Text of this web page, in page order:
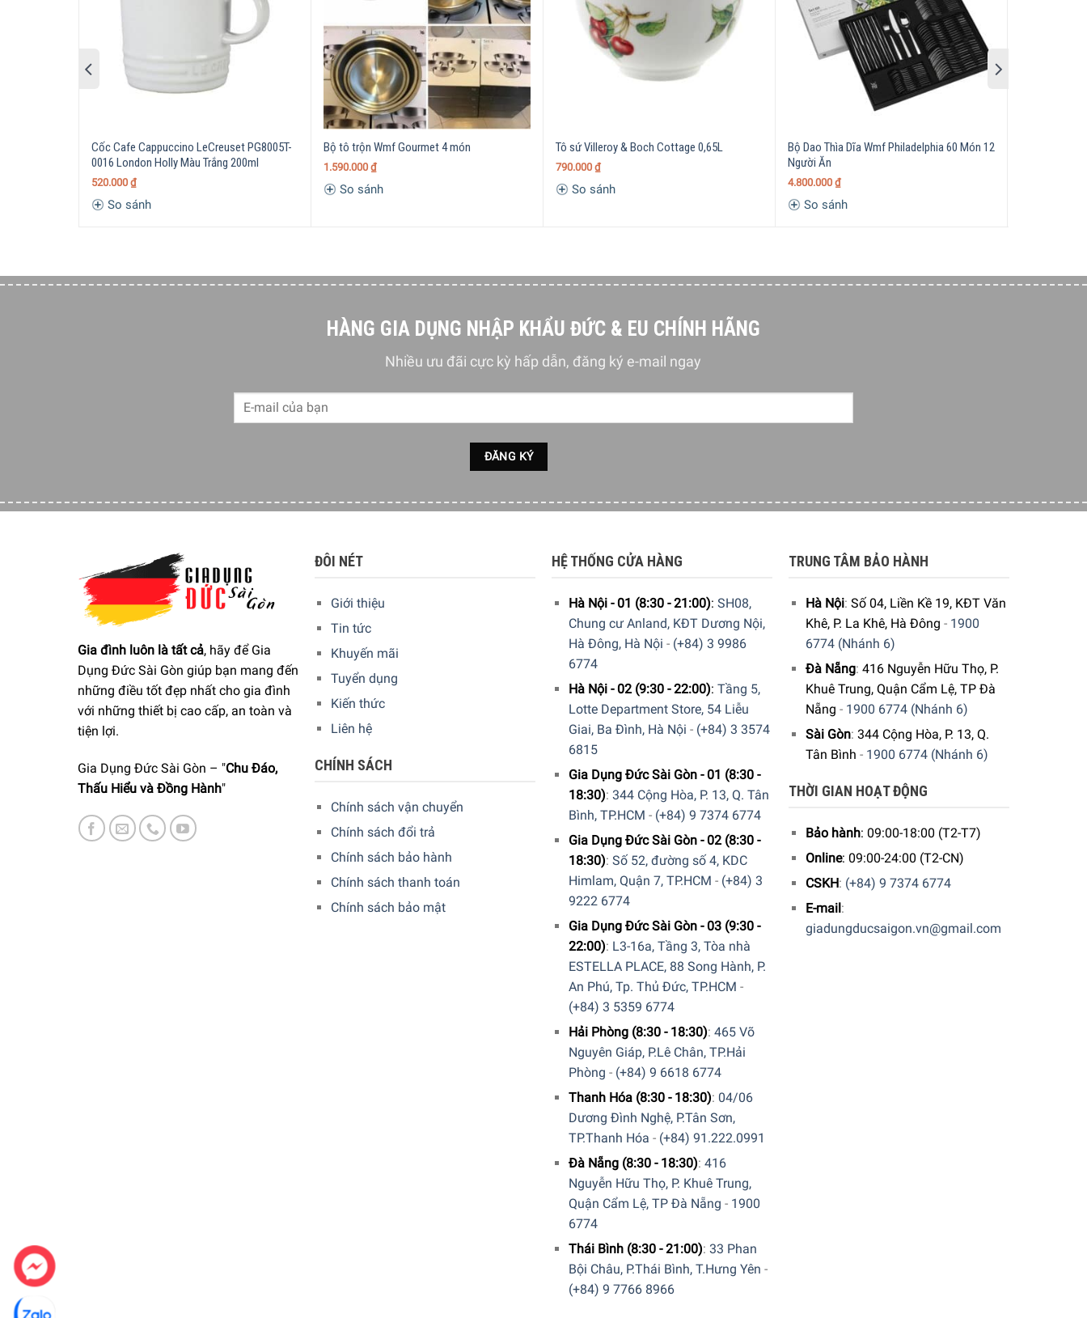
Cốc Cafe Cappuccino LeCreuset PG8005T-
0016 London Holly Màu Trắng 200ml
520.000 ₫
So sánh
Bộ tô trộn Wmf Gourmet 4 món
1.590.000 ₫
So sánh
Tô sứ Villeroy & Boch Cottage 0,65L
790.000 ₫
So sánh
Bộ Dao Thìa Dĩa Wmf Philadelphia 60 Món 12
Người Ăn
4.800.000 ₫
So sánh
HÀNG GIA DỤNG NHẬP KHẨU ĐỨC & EU CHÍNH HÃNG
Nhiều ưu đãi cực kỳ hấp dẫn, đăng ký e-mail ngay
Gia đình luôn là tất cả, hãy để Gia
Dụng Đức Sài Gòn giúp bạn mang đến
những điều tốt đẹp nhất cho gia đình
với những thiết bị cao cấp, an toàn và
tiện lợi.
Gia Dụng Đức Sài Gòn – "Chu Đáo,
Thấu Hiểu và Đồng Hành"
ĐÔI NÉT
Giới thiệu
Tin tức
Khuyến mãi
Tuyển dụng
Kiến thức
Liên hệ
CHÍNH SÁCH
Chính sách vận chuyển
Chính sách đổi trả
Chính sách bảo hành
Chính sách thanh toán
Chính sách bảo mật
HỆ THỐNG CỬA HÀNG
Hà Nội - 01 (8:30 - 21:00): SH08,
Chung cư Anland, KĐT Dương Nội,
Hà Đông, Hà Nội - (+84) 3 9986
6774
Hà Nội - 02 (9:30 - 22:00): Tầng 5,
Lotte Department Store, 54 Liễu
Giai, Ba Đình, Hà Nội - (+84) 3 3574
6815
Gia Dụng Đức Sài Gòn - 01 (8:30 -
18:30): 344 Cộng Hòa, P. 13, Q. Tân
Bình, TP.HCM - (+84) 9 7374 6774
Gia Dụng Đức Sài Gòn - 02 (8:30 -
18:30): Số 52, đường số 4, KDC
Himlam, Quận 7, TP.HCM - (+84) 3
9222 6774
Gia Dụng Đức Sài Gòn - 03 (9:30 -
22:00): L3-16a, Tầng 3, Tòa nhà
ESTELLA PLACE, 88 Song Hành, P.
An Phú, Tp. Thủ Đức, TP.HCM -
(+84) 3 5359 6774
Hải Phòng (8:30 - 18:30): 465 Võ
Nguyên Giáp, P.Lê Chân, TP.Hải
Phòng - (+84) 9 6618 6774
Thanh Hóa (8:30 - 18:30): 04/06
Dương Đình Nghệ, P.Tân Sơn,
TP.Thanh Hóa - (+84) 91.222.0991
Đà Nẵng (8:30 - 18:30): 416
Nguyễn Hữu Thọ, P. Khuê Trung,
Quận Cẩm Lệ, TP Đà Nẵng - 1900
6774
Thái Bình (8:30 - 21:00): 33 Phan
Bội Châu, P.Thái Bình, T.Hưng Yên -
(+84) 9 7766 8966
TRUNG TÂM BẢO HÀNH
Hà Nội: Số 04, Liền Kề 19, KĐT Văn
Khê, P. La Khê, Hà Đông - 1900
6774 (Nhánh 6)
Đà Nẵng: 416 Nguyễn Hữu Thọ, P.
Khuê Trung, Quận Cẩm Lệ, TP Đà
Nẵng - 1900 6774 (Nhánh 6)
Sài Gòn: 344 Cộng Hòa, P. 13, Q.
Tân Bình - 1900 6774 (Nhánh 6)
THỜI GIAN HOẠT ĐỘNG
Bảo hành: 09:00-18:00 (T2-T7)
Online: 09:00-24:00 (T2-CN)
CSKH: (+84) 9 7374 6774
E-mail:
giadungducsaigon.vn@gmail.com